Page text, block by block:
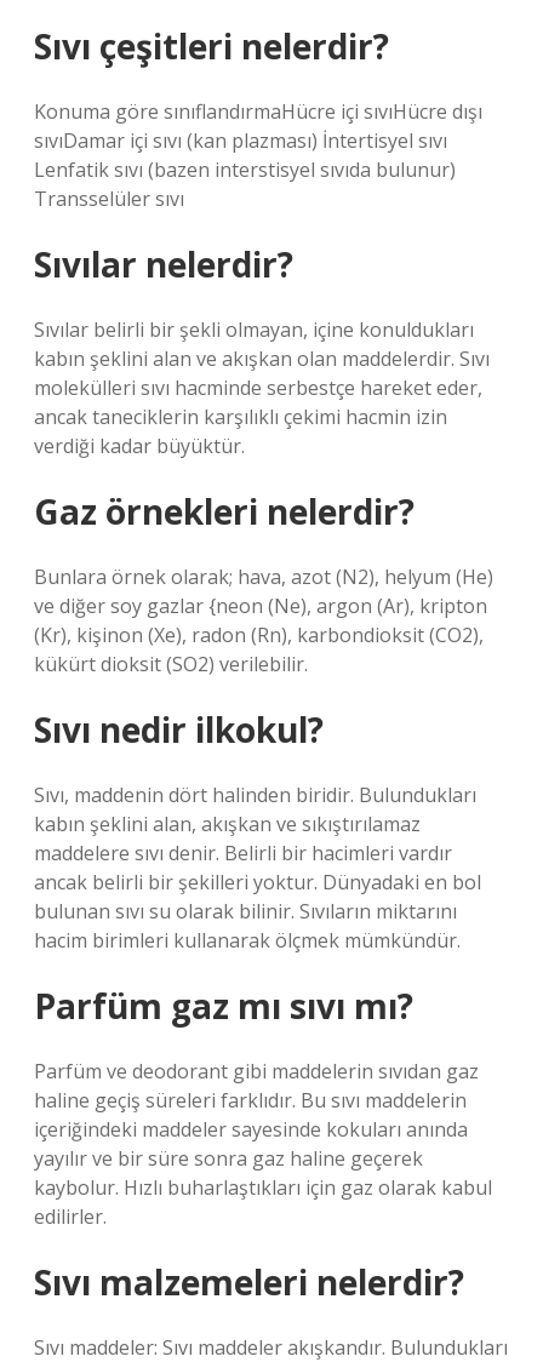
Sıvı çeşitleri nelerdir?
Konuma göre sınıflandırmaHücre içi sıvıHücre dışı
sıvıDamar içi sıvı (kan plazması) İntertisyel sıvı
Lenfatik sıvı (bazen interstisyel sıvıda bulunur)
Transselüler sıvı
Sıvılar nelerdir?
Sıvılar belirli bir şekli olmayan, içine konuldukları
kabın şeklini alan ve akışkan olan maddelerdir. Sıvı
molekülleri sıvı hacminde serbestçe hareket eder,
ancak taneciklerin karşılıklı çekimi hacmin izin
verdiği kadar büyüktür.
Gaz örnekleri nelerdir?
Bunlara örnek olarak; hava, azot (N2), helyum (He)
ve diğer soy gazlar {neon (Ne), argon (Ar), kripton
(Kr), kişinon (Xe), radon (Rn), karbondioksit (CO2),
kükürt dioksit (SO2) verilebilir.
Sıvı nedir ilkokul?
Sıvı, maddenin dört halinden biridir. Bulundukları
kabın şeklini alan, akışkan ve sıkıştırılamaz
maddelere sıvı denir. Belirli bir hacimleri vardır
ancak belirli bir şekilleri yoktur. Dünyadaki en bol
bulunan sıvı su olarak bilinir. Sıvıların miktarını
hacim birimleri kullanarak ölçmek mümkündür.
Parfüm gaz mı sıvı mı?
Parfüm ve deodorant gibi maddelerin sıvıdan gaz
haline geçiş süreleri farklıdır. Bu sıvı maddelerin
içeriğindeki maddeler sayesinde kokuları anında
yayılır ve bir süre sonra gaz haline geçerek
kaybolur. Hızlı buharlaştıkları için gaz olarak kabul
edilirler.
Sıvı malzemeleri nelerdir?
Sıvı maddeler: Sıvı maddeler akışkandır. Bulundukları